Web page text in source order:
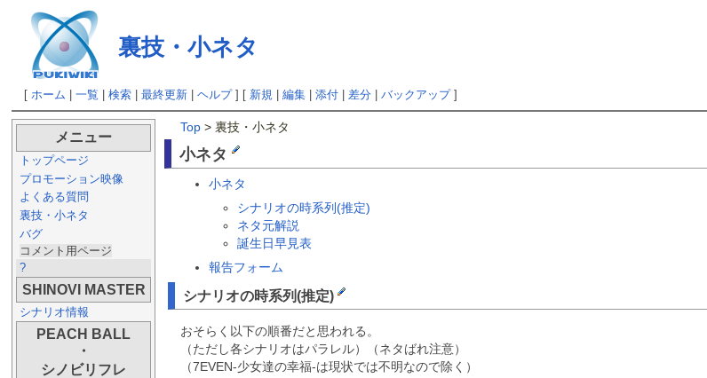
裏技・小ネタ
[ ホーム 一覧 検索| 最終更新| ヘルプ] [ 新規| 編集| 添付| 差分| バックアップ]
メニュー
トップページ
プロモーション映像
よくある質問
裏技・小ネタ
バグ
コメント用ページ
?
SHINOVI MASTER
シナリオ情報
PEACH BALL
・
シノビリフレ
Top > 裏技・小ネタ
小ネタ
小ネタ
シナリオの時系列(推定)
ネタ元解説
誕生日早見表
報告フォーム
シナリオの時系列(推定)
おそらく以下の順番だと思われる。
（ただし各シナリオはパラレル）（ネタばれ注意）
（7EVEN-少女達の幸福-は現状では不明なので除く）